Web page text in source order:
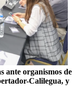
ante organismos de
Calilegua, y